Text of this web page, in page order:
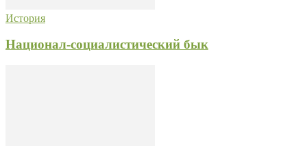
История
Национал-социалистический бык